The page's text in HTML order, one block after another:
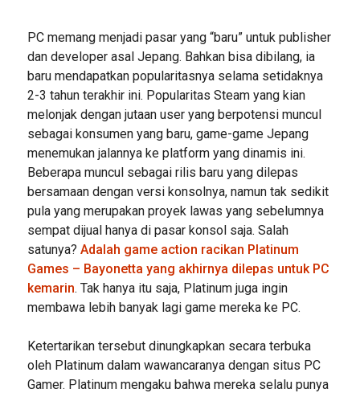
PC memang menjadi pasar yang “baru” untuk publisher
dan developer asal Jepang. Bahkan bisa dibilang, ia
baru mendapatkan popularitasnya selama setidaknya
2-3 tahun terakhir ini. Popularitas Steam yang kian
melonjak dengan jutaan user yang berpotensi muncul
sebagai konsumen yang baru, game-game Jepang
menemukan jalannya ke platform yang dinamis ini.
Beberapa muncul sebagai rilis baru yang dilepas
bersamaan dengan versi konsolnya, namun tak sedikit
pula yang merupakan proyek lawas yang sebelumnya
sempat dijual hanya di pasar konsol saja. Salah
satunya? Adalah game action racikan Platinum
Games – Bayonetta yang akhirnya dilepas untuk PC
kemarin. Tak hanya itu saja, Platinum juga ingin
membawa lebih banyak lagi game mereka ke PC.
Ketertarikan tersebut dinungkapkan secara terbuka
oleh Platinum dalam wawancaranya dengan situs PC
Gamer. Platinum mengaku bahwa mereka selalu punya